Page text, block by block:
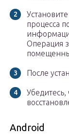
процесса
Операция
После
Android